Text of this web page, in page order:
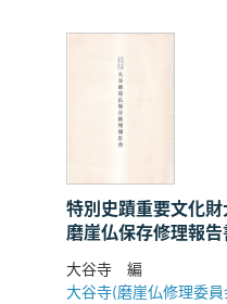
特別史蹟重要文化
磨崖仏保存修理報
大谷寺 編
大谷寺(磨崖仏修理委員